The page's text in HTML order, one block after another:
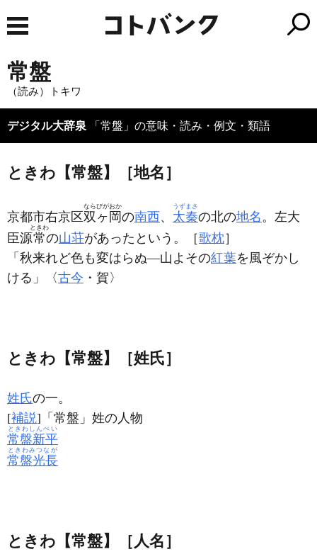
常盤
（読み）トキワ
デジタル大辞泉 「常盤」の意味・読み・例文・類語
ときわ【常盤】［地名］
京都市右京区双ヶ岡
ならびがおか
の南西、 太秦
うずまさ
の北の地名 。左大
臣源常
ときわ
の山荘があったという。［歌枕］
「秋来れど色も変はらぬ―山よその紅葉を風ぞかし
ける」〈古今 ・賀〉
ときわ【常盤】［姓氏］
姓氏の一。
[補説]「常盤」姓の人物
常盤新平
ときわしんぺい
常盤光長
ときわみつなが
ときわ【常盤】［人名］